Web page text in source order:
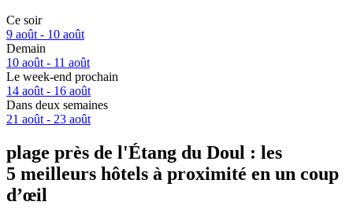
Ce soir
9 août - 10 août
Demain
10 août - 11 août
Le week-end prochain
14 août - 16 août
Dans deux semaines
21 août - 23 août
plage près de l'Étang du Doul : les
5 meilleurs hôtels à proximité en un coup
d’œil